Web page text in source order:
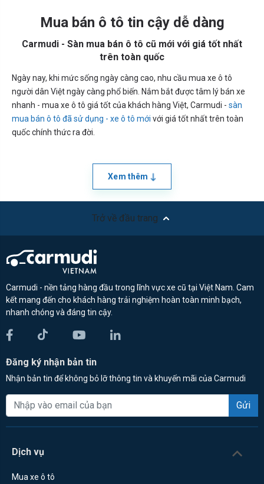
Mua bán ô tô tin cậy dễ dàng
Carmudi - Sàn mua bán ô tô cũ mới với giá tốt nhất
trên toàn quốc
Ngày nay, khi mức sống ngày càng cao, nhu cầu mua xe ô tô
người dân Việt ngày càng phổ biến. Nắm bắt được tâm lý bán xe
nhanh - mua xe ô tô giá tốt của khách hàng Việt, Carmudi - sàn
mua bán ô tô đã sử dụng - xe ô tô mới với giá tốt nhất trên toàn
quốc chính thức ra đời.
Xem thêm
Trở về đầu trang
Carmudi - nền tảng hàng đầu trong lĩnh vực xe cũ tại Việt Nam. Cam
kết mang đến cho khách hàng trải nghiệm hoàn toàn minh bạch,
nhanh chóng và đáng tin cậy.
Đăng ký nhận bản tin
Nhận bản tin để không bỏ lỡ thông tin và khuyến mãi của Carmudi
Gửi
Dịch vụ
Mua xe ô tô